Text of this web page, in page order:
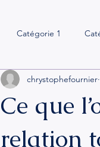
Catégorie 1
Ce que
relation
chrystophefournier